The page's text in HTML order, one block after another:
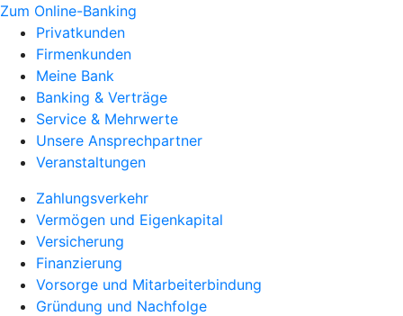
Zum Online-Banking
Privatkunden
Firmenkunden
Meine Bank
Banking & Verträge
Service & Mehrwerte
Unsere Ansprechpartner
Veranstaltungen
Zahlungsverkehr
Vermögen und Eigenkapital
Versicherung
Finanzierung
Vorsorge und Mitarbeiterbindung
Gründung und Nachfolge